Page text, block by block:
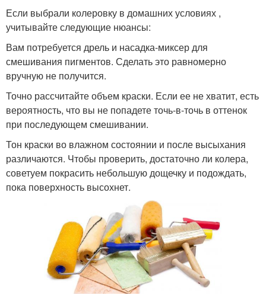
Если выбрали колеровку в домашних условиях ,
учитывайте следующие нюансы:
Вам потребуется дрель и насадка-миксер для
смешивания пигментов. Сделать это равномерно
вручную не получится.
Точно рассчитайте объем краски. Если ее не хватит, есть
вероятность, что вы не попадете точь-в-точь в оттенок
при последующем смешивании.
Тон краски во влажном состоянии и после высыхания
различаются. Чтобы проверить, достаточно ли колера,
советуем покрасить небольшую дощечку и подождать,
пока поверхность высохнет.